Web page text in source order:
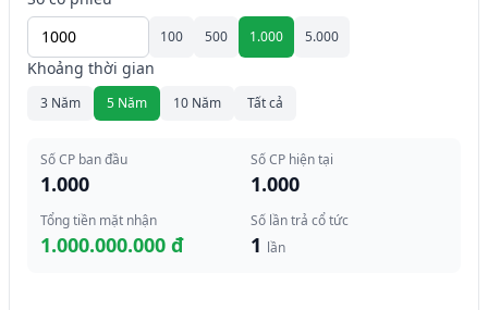
100 500 1.000 5.000
Khoảng thời gian
3 Năm 5 Năm 10 Năm Tất cả
Số CP ban đầu
1.000
Số CP hiện tại
1.000
Tổng tiền mặt nhận
1.000.000.000 đ
Số lần trả cổ tức
1 lần